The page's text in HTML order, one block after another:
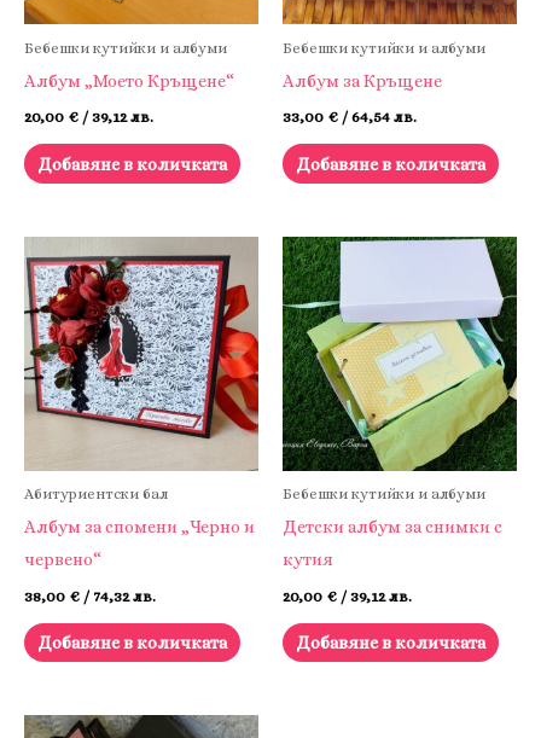
Бебешки кутийки и албуми
Албум „Моето Кръщене“
20,00 € / 39,12 лв.
Добавяне в количката
Бебешки кутийки и албуми
Албум за Кръщене
33,00 € / 64,54 лв.
Добавяне в количката
Абитуриентски бал
Албум за спомени „Черно и
червено“
38,00 € / 74,32 лв.
Добавяне в количката
Бебешки кутийки и албуми
Детски албум за снимки с
кутия
20,00 € / 39,12 лв.
Добавяне в количката